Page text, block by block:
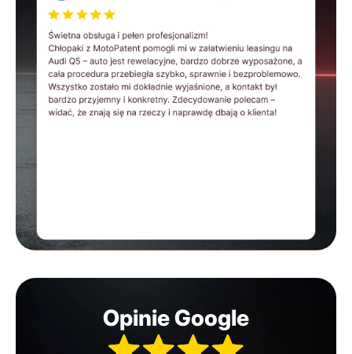
Opinie Google